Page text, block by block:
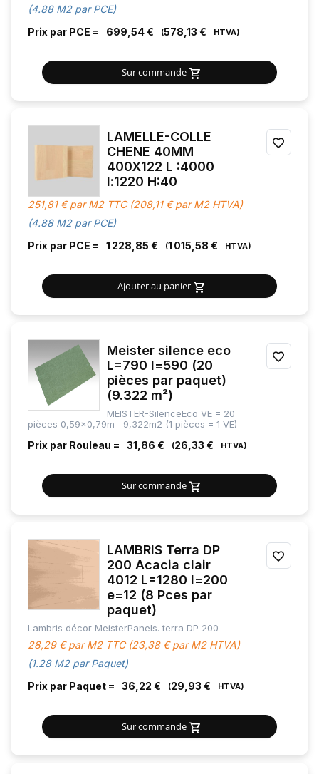
(4.88 M2 par PCE)
Prix par PCE =
699,54 € 578,13 €
Sur commande
LAMELLE-COLLE
CHENE 40MM
400X122 L :4000
l:1220 H:40
251,81 € par M2 TTC (208,11 € par M2 HTVA)
(4.88 M2 par PCE)
Prix par PCE =
1 228,85 € 1 015,58 €
Ajouter au panier
Meister silence eco
L=790 l=590 (20
pièces par paquet)
(9.322 m²)
MEISTER-SilenceEco VE = 20
pièces 0,59x0,79m =9,322m2 (1 pièces = 1 VE)
Prix par Rouleau = 31,86 € 26,33 €
Sur commande
LAMBRIS Terra DP
200 Acacia clair
4012 L=1280 l=200
e=12 (8 Pces par
paquet)
Lambris décor MeisterPanels. terra DP 200
28,29 € par M2 TTC (23,38 € par M2 HTVA)
(1.28 M2 par Paquet)
Prix par Paquet =
36,22 € 29,93 €
Sur commande